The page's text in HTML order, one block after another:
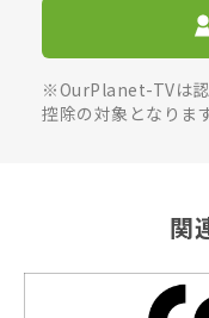
※OurPlanet-TVは認
控除の対象となります
関